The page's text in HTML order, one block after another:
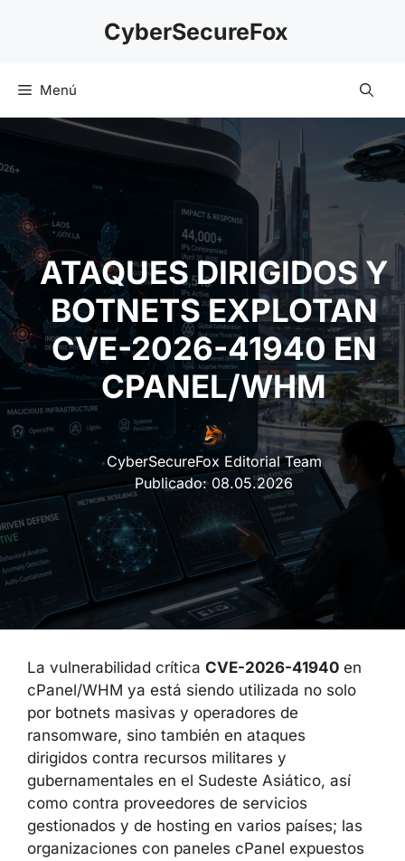
CyberSecureFox
Menú
ATAQUES DIRIGIDOS Y
BOTNETS EXPLOTAN
CVE-2026-41940 EN
CPANEL/WHM
CyberSecureFox Editorial Team
Publicado: 08.05.2026
La vulnerabilidad crítica CVE-2026-41940 en
cPanel/WHM ya está siendo utilizada no solo
por botnets masivas y operadores de
ransomware, sino también en ataques
dirigidos contra recursos militares y
gubernamentales en el Sudeste Asiático, así
como contra proveedores de servicios
gestionados y de hosting en varios países; las
organizaciones con paneles cPanel expuestos